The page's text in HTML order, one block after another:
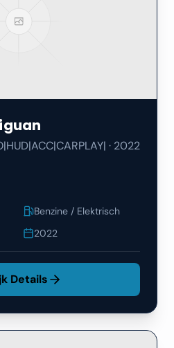
· 2022
Benzine / Elektrisch
2022
Details